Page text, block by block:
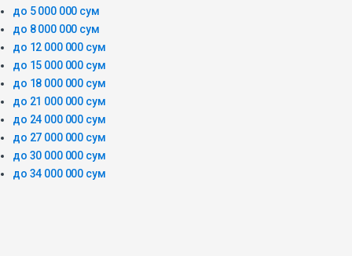
до 5 000 000 сум
до 8 000 000 сум
до 12 000 000 сум
до 15 000 000 сум
до 18 000 000 сум
до 21 000 000 сум
до 24 000 000 сум
до 27 000 000 сум
до 30 000 000 сум
до 34 000 000 сум